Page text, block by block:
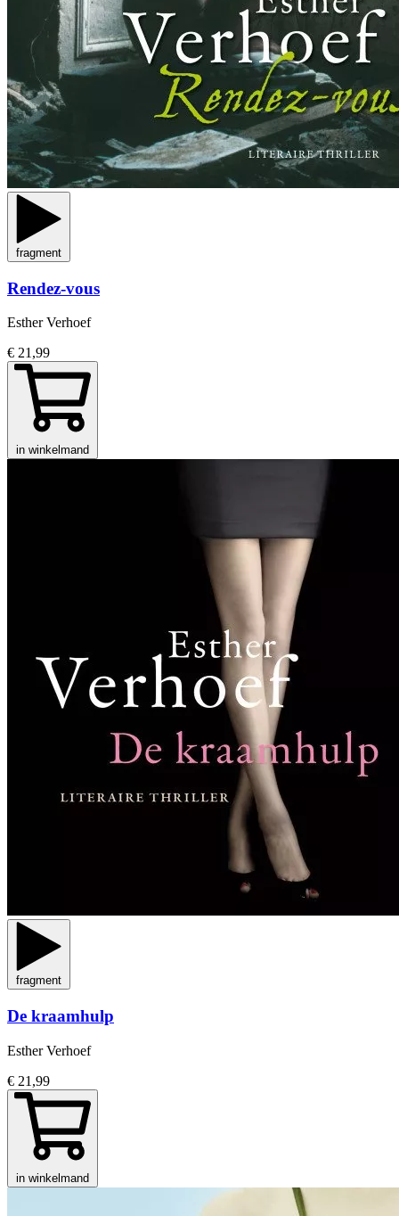
fragment
Rendez-vous
Esther Verhoef
€ 21,99
in winkelmand
fragment
De kraamhulp
Esther Verhoef
€ 21,99
in winkelmand